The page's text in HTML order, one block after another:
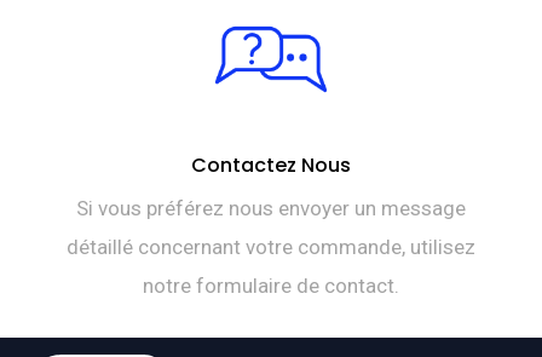
Contactez Nous
Si vous préférez nous envoyer un message
détaillé concernant votre commande, utilisez
notre formulaire de contact.